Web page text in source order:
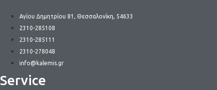
Αγίου Δημητρίου 81, Θεσσαλονίκη, 54633
2310-285108
2310-285111
2310-278048
info@kalemis.gr
Service